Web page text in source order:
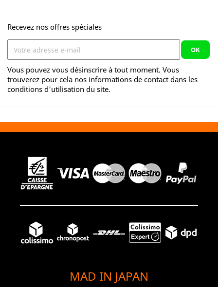
Recevez nos offres spéciales
Vous pouvez vous désinscrire à tout moment. Vous
trouverez pour cela nos informations de contact dans les
conditions d'utilisation du site.
MAD IN JAPAN